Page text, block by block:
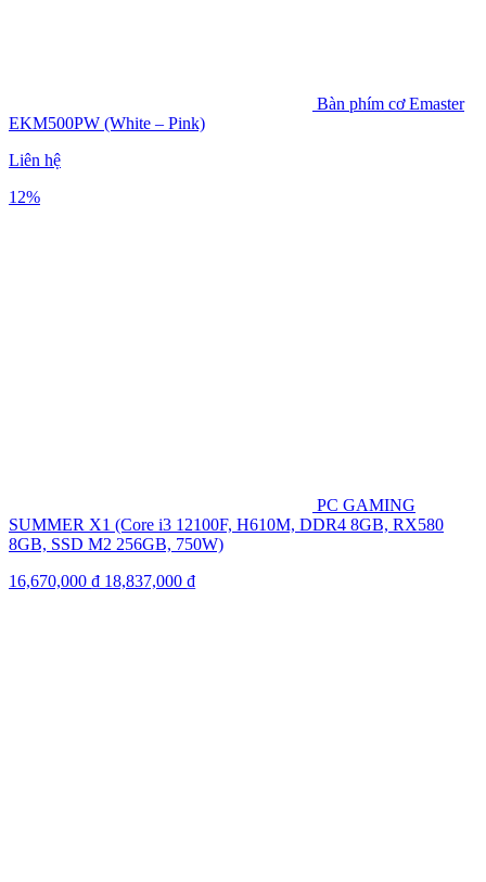
Bàn phím cơ Emaster
EKM500PW (White – Pink)
Liên hệ
12%
PC GAMING
SUMMER X1 (Core i3 12100F, H610M, DDR4 8GB, RX580
8GB, SSD M2 256GB, 750W)
16,670,000 ₫ 18,837,000 ₫